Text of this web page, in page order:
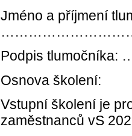
Jméno a příjmení
Podpis
Osnova školení:
Vstupní školení je
zaměstnanců vS